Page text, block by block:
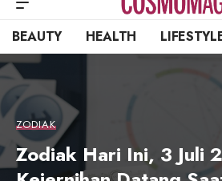
BEAUTY HEALTH
ZODIAK
Zodiak Hari Ini, 3 Juli